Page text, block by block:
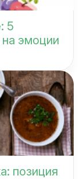
5
эмоции
позиция